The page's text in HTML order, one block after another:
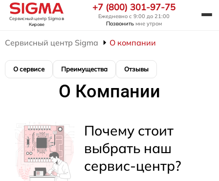
Сервисный центр Sigmaв
Кирове
+7 (800) 301-97-75
Ежедневно с 9:00 до 21:00
Позвонить мне утром
Сервисный центр Sigma О компании
О сервисе Преимущества Отзывы
О Компании
Почему стоит
выбрать наш
сервис-центр?